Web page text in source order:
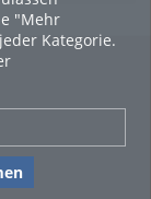
"Mehr
Kategorie.